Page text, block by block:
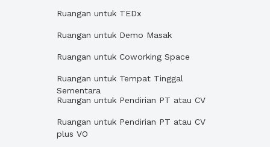
Ruangan untuk TEDx
Ruangan untuk Demo Masak
Ruangan untuk Coworking Space
Ruangan untuk Tempat Tinggal
Sementara
Ruangan untuk Pendirian PT atau CV
Ruangan untuk Pendirian PT atau CV
plus VO